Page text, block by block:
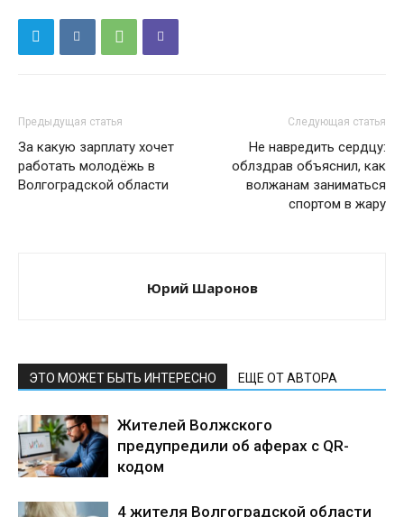
Предыдущая статья
За какую зарплату хочет
работать молодёжь в
Волгоградской области
Следующая статья
Не навредить сердцу:
облздрав объяснил, как
волжанам заниматься
спортом в жару
Юрий Шаронов
ЭТО МОЖЕТ БЫТЬ ИНТЕРЕСНО ЕЩЕ ОТ АВТОРА
Жителей Волжского
предупредили об аферах с QR-
кодом
4 жителя Волгоградской области